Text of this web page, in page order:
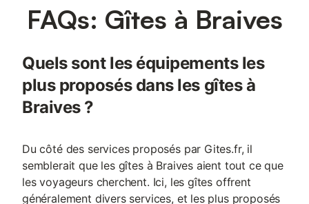
FAQs: Gîtes à Braives
Quels sont les équipements les
plus proposés dans les gîtes à
Braives ?
Du côté des services proposés par Gites.fr, il
semblerait que les gîtes à Braives aient tout ce que
les voyageurs cherchent. Ici, les gîtes offrent
généralement divers services, et les plus proposés